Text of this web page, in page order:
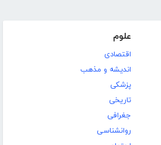
علوم
اقتصادی
اندیشه و مذهب
پزشکی
تاریخی
جغرافی
روانشناسی